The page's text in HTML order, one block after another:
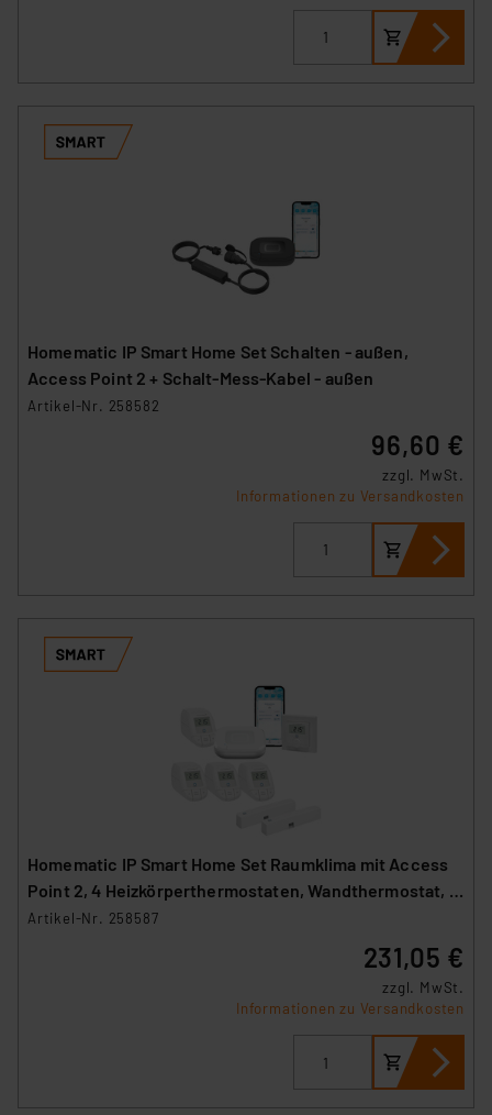
Homematic IP Smart Home Set Schalten - außen,
Access Point 2 + Schalt-Mess-Kabel - außen
Artikel-Nr. 258582
96,60 €
zzgl. MwSt.
Informationen zu Versandkosten
Homematic IP Smart Home Set Raumklima mit Access
Point 2, 4 Heizkörperthermostaten, Wandthermostat, 2
Fenster-Türkontakte
Artikel-Nr. 258587
231,05 €
zzgl. MwSt.
Informationen zu Versandkosten